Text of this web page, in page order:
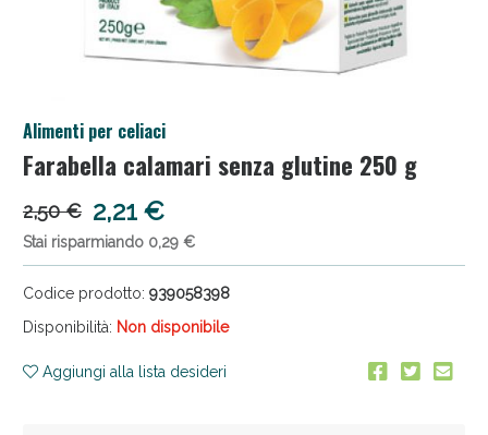
Alimenti per celiaci
Farabella calamari senza glutine 250 g
2,50 € 2,21 €
Stai risparmiando 0,29 €
Codice prodotto: 939058398
Disponibilità: Non disponibile
Aggiungi alla lista desideri
Salini e Multivitaminici: oggi Sconto extra fino al